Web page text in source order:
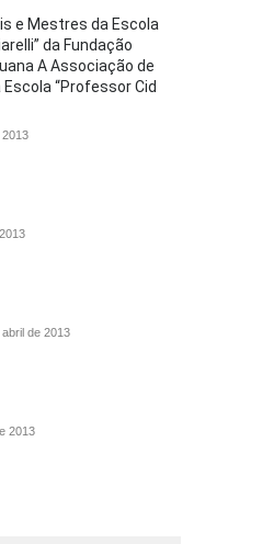
e Mestres da Escola
da Fundação
A Associação de
“Professor Cid
2013
de 2013
2013